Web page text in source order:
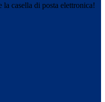
casella di posta elettronica!